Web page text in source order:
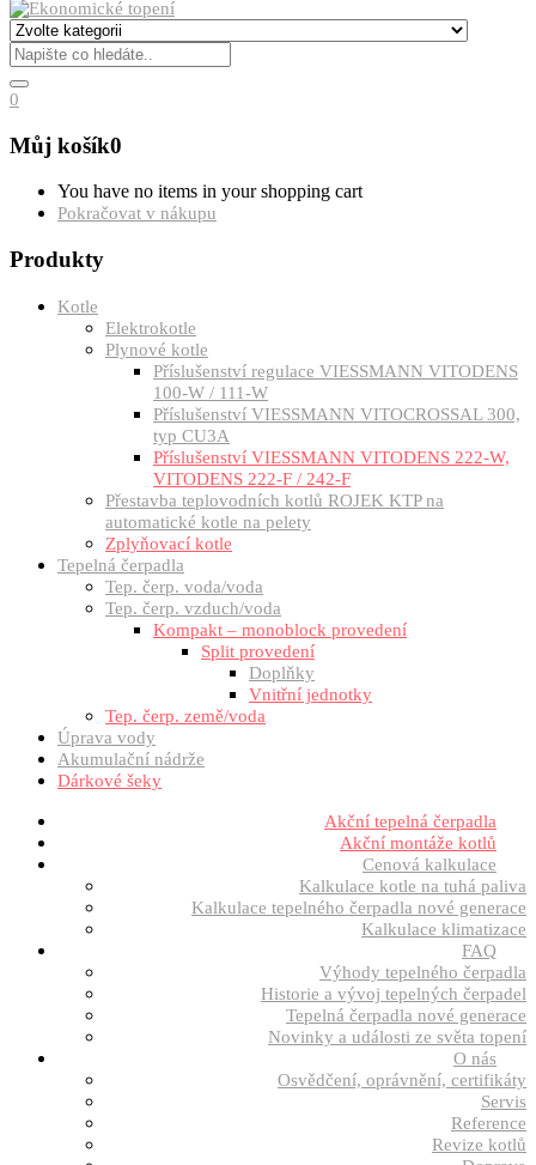
0
Můj košík0
You have no items in your shopping cart
Pokračovat v nákupu
Produkty
Kotle
Elektrokotle
Plynové kotle
Příslušenství regulace VIESSMANN VITODENS
100-W / 111-W
Příslušenství VIESSMANN VITOCROSSAL 300,
typ CU3A
Příslušenství VIESSMANN VITODENS 222-W,
VITODENS 222-F / 242-F
Přestavba teplovodních kotlů ROJEK KTP na
automatické kotle na pelety
Zplyňovací kotle
Tepelná čerpadla
Tep. čerp. voda/voda
Tep. čerp. vzduch/voda
Kompakt – monoblock provedení
Split provedení
Doplňky
Vnitřní jednotky
Tep. čerp. země/voda
Úprava vody
Akumulační nádrže
Dárkové šeky
Akční tepelná čerpadla
Akční montáže kotlů
Cenová kalkulace
Kalkulace kotle na tuhá paliva
Kalkulace tepelného čerpadla nové generace
Kalkulace klimatizace
FAQ
Výhody tepelného čerpadla
Historie a vývoj tepelných čerpadel
Tepelná čerpadla nové generace
Novinky a události ze světa topení
O nás
Osvědčení, oprávnění, certifikáty
Servis
Reference
Revize kotlů